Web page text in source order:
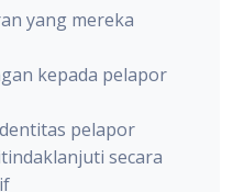
yang mereka
kepada pelapor
pelapor
secara